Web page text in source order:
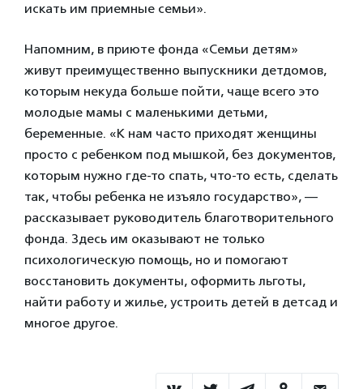
искать им приемные семьи».
Напомним, в приюте фонда «Семьи детям»
живут преимущественно выпускники детдомов,
которым некуда больше пойти, чаще всего это
молодые мамы с маленькими детьми,
беременные. «К нам часто приходят женщины
просто с ребенком под мышкой, без документов,
которым нужно где-то спать, что-то есть, сделать
так, чтобы ребенка не изъяло государство», —
рассказывает руководитель благотворительного
фонда. Здесь им оказывают не только
психологическую помощь, но и помогают
восстановить документы, оформить льготы,
найти работу и жилье, устроить детей в детсад и
многое другое.